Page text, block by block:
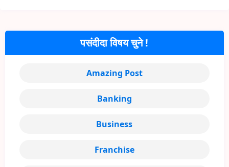
पसंदीदा विषय चुने !
Amazing Post
Banking
Business
Franchise